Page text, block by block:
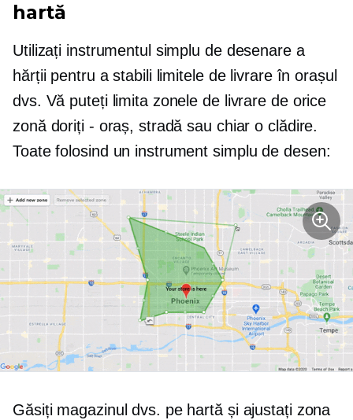
hartă
Utilizați instrumentul simplu de desenare a
hărții pentru a stabili limitele de livrare în orașul
dvs. Vă puteți limita zonele de livrare de orice
zonă doriți - oraș, stradă sau chiar o clădire.
Toate folosind un instrument simplu de desen:
Găsiți magazinul dvs. pe hartă și ajustați zona